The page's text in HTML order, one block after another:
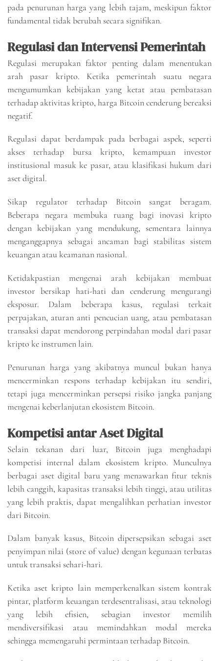
pada penurunan harga yang lebih tajam, meskipun faktor
fundamental tidak berubah secara signifikan.
Regulasi dan Intervensi Pemerintah
Regulasi merupakan faktor penting dalam menentukan
arah pasar kripto. Ketika pemerintah suatu negara
mengumumkan kebijakan yang ketat atau pembatasan
terhadap aktivitas kripto, harga Bitcoin cenderung bereaksi
negatif.
Regulasi dapat berdampak pada berbagai aspek, seperti
akses terhadap bursa kripto, kemampuan investor
institusional masuk ke pasar, atau klasifikasi hukum dari
aset digital.
Sikap regulator terhadap Bitcoin sangat beragam.
Beberapa negara membuka ruang bagi inovasi kripto
dengan kebijakan yang mendukung, sementara lainnya
menganggapnya sebagai ancaman bagi stabilitas sistem
keuangan atau keamanan nasional.
Ketidakpastian mengenai arah kebijakan membuat
investor bersikap hati-hati dan cenderung mengurangi
eksposur. Dalam beberapa kasus, regulasi terkait
perpajakan, aturan anti pencucian uang, atau pembatasan
transaksi dapat mendorong perpindahan modal dari pasar
kripto ke instrumen lain.
Penurunan harga yang akibatnya muncul bukan hanya
mencerminkan respons terhadap kebijakan itu sendiri,
tetapi juga mencerminkan persepsi risiko jangka panjang
mengenai keberlanjutan ekosistem Bitcoin.
Kompetisi antar Aset Digital
Selain tekanan dari luar, Bitcoin juga menghadapi
kompetisi internal dalam ekosistem kripto. Munculnya
berbagai aset digital baru yang menawarkan fitur teknis
lebih canggih, kapasitas transaksi lebih tinggi, atau utilitas
yang lebih praktis, dapat mengalihkan perhatian investor
dari Bitcoin.
Dalam banyak kasus, Bitcoin dipersepsikan sebagai aset
penyimpan nilai (store of value) dengan kegunaan terbatas
untuk transaksi sehari-hari.
Ketika aset kripto lain memperkenalkan sistem kontrak
pintar, platform keuangan terdesentralisasi, atau teknologi
yang lebih efisien, sebagian investor memilih
mendiversifikasi atau memindahkan modal mereka
sehingga memengaruhi permintaan terhadap Bitcoin.